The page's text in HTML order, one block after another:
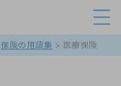
保険の用語集 > 医療保険